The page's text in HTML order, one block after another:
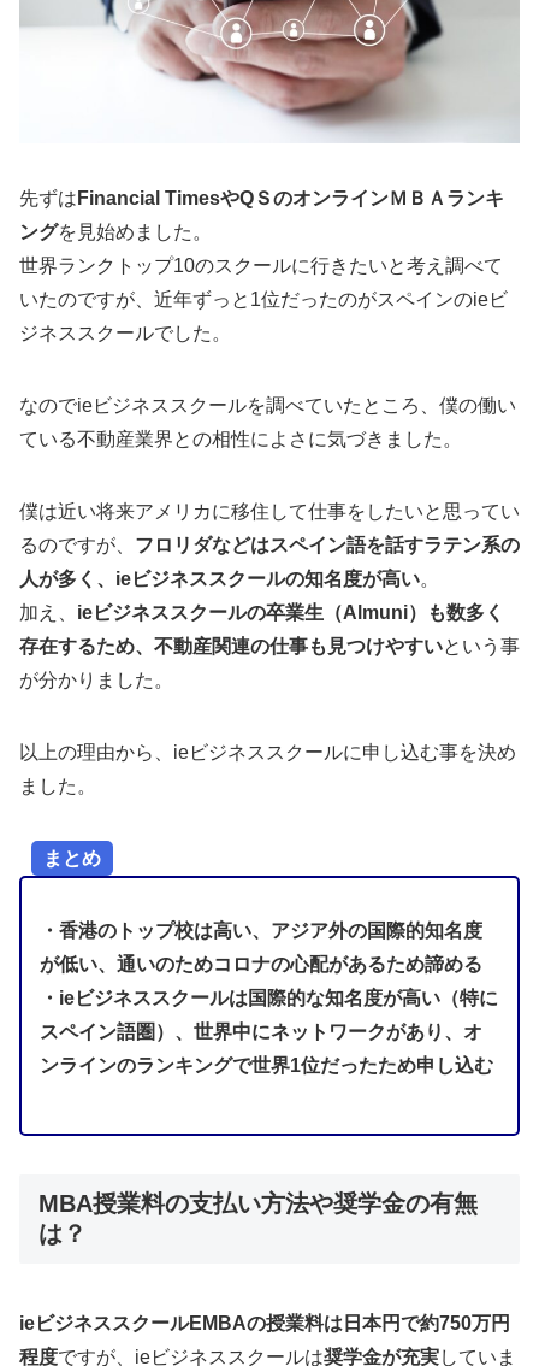
先ずは Financial TimesやQＳのオンラインＭＢＡランキ
ングを見始めました。
世界ランクトップ10のスクールに行きたいと考え調べて
いたのですが、近年ずっと1位だったのがスペインのieビ
ジネススクールでした。
なのでieビジネススクールを調べていたところ、僕の働い
ている不動産業界との相性によさに気づきました。
僕は近い将来アメリカに移住して仕事をしたいと思ってい
るのですが、 フロリダなどはスペイン語を話すラテン系の
人が多く、ieビジネススクールの知名度が高い。
加え、 ieビジネススクールの卒業生（Almuni）も数多く
存在するため、不動産関連の仕事も見つけやすいという事
が分かりました。
以上の理由から、ieビジネススクールに申し込む事を決め
ました。
まとめ
・香港のトップ校は高い、アジア外の国際的知名度
が低い、通いのためコロナの心配があるため諦める
・ieビジネススクールは国際的な知名度が高い（特に
スペイン語圏）、世界中にネットワークがあり、オ
ンラインのランキングで世界1位だったため申し込む
MBA授業料の支払い方法や奨学金の有無
は？
ieビジネススクールEMBAの授業料は日本円で約750万円
程度ですが、ieビジネススクールは奨学金が充実していま